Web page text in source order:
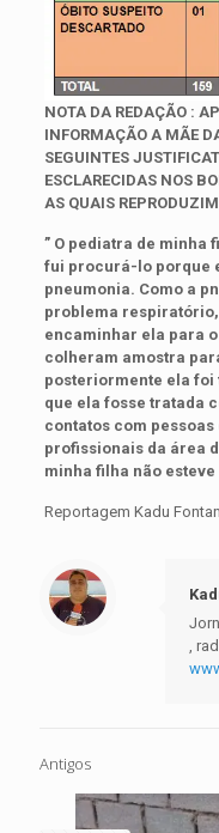
NOTA DA REDAÇÃO :
INFORMAÇÃO A MÃE
SEGUINTES
ESCLARECIDAS NOS
AS QUAIS
” O pediatra de minha
fui procurá-lo porque
pneumonia. Como a
problema
encaminhar ela para
colheram amostra
posteriormente ela
que ela fosse tratada
contatos com pessoas
profissionais da área
minha filha não
Reportagem Kadu
,
Antigos